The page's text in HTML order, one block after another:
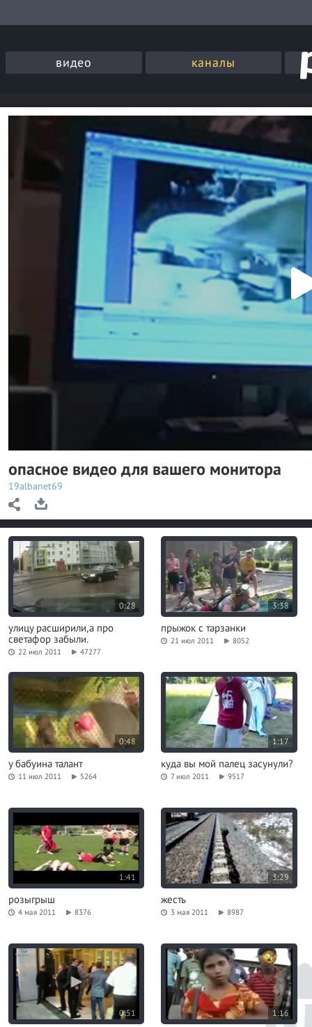
видео каналы
P
y
V
e
o
опасное видео для вашего монитора
19albanet69
0:28
улицу расширили,а про
светафор забыли.
22 июл 2011 47277
3:38
прыжок с тарзанки
21 июл 2011 8052
0:48
у бабуина талант
11 июл 2011 5264
1:17
куда вы мой палец засунули?
7 июл 2011 9517
1:41
розыгрыш
4 мая 2011 8376
3:29
жесть
3 мая 2011 8987
0:51 1:16